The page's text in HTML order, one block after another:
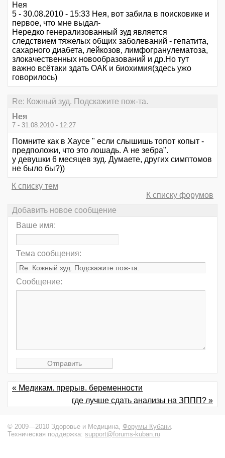
Нея
5 - 30.08.2010 - 15:33 Нея, вот забила в поисковике и
первое, что мне выдал-
Нередко генерализованный зуд является
следствием тяжелых общих заболеваний - гепатита,
сахарного диабета, лейкозов, лимфогранулематоза,
злокачественных новообразований и др.Но тут
важно всётаки здать ОАК и биохимия(здесь ужо
говорилось)
Re: Кожный зуд. Подскажите пож-та.
Нея
7 - 31.08.2010 - 12:27
Помните как в Хаусе " если слышишь топот копыт -
предположи, что это лошадь. А не зебра".
у девушки 6 месяцев зуд. Думаете, других симптомов
не было бы?))
К списку тем
К списку форумов
Добавить новое сообщение
Ваше имя:
Тема сообщения:
Сообщение:
« Медикам. прерыв. беременности
где лучше сдать анализы на ЗППП? »
© 2009—2010 Здоровье и Медицина, Форумы Кубани
Техническая поддержка: support@forums-kuban.ru